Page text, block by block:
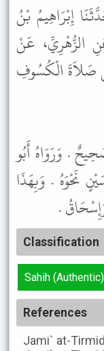
إِبْرَاهِيمُ بْنُ
الزُّهْرِيِّ، عَنْ
صَلاَةَ الْكُسُوفِ
. وَرَوَاهُ أَبُو
نَحْوَهُ . وَبِهَذَا
.
Classification
Sahih (Authentic)
References
Jami` at-